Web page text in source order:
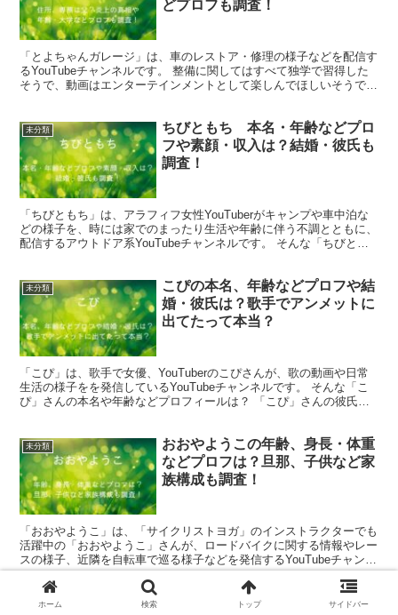
どプロフも調査！
「とよちゃんガレージ」は、車のレストア・修理の様子などを配信す
るYouTubeチャンネルです。 整備に関してはすべて独学で習得した
そうで、動画はエンターテインメントとして楽しんでほしいそうで
未分類
ちびともち 本名・年齢などプロ
フや素顔・収入は？結婚・彼氏も
調査！
「ちびともち」は、アラフィフ女性YouTuberがキャンプや車中泊な
どの様子を、時には家でのまったり生活や年齢に伴う不調とともに、
配信するアウトドア系YouTubeチャンネルです。 そんな「ちびとも
未分類
こぴの本名、年齢などプロフや結
婚・彼氏は？歌手でアンメットに
出てたって本当？
「こぴ」は、歌手で女優、YouTuberのこぴさんが、歌の動画や日常
生活の様子をを発信しているYouTubeチャンネルです。 そんな「こ
ぴ」さんの本名や年齢などプロフィールは？ 「こぴ」さんの彼氏や
未分類
おおやようこの年齢、身長・体重
などプロフは？旦那、子供など家
族構成も調査！
「おおやようこ」は、「サイクリストヨガ」のインストラクターでも
活躍中の「おおやようこ」さんが、ロードバイクに関する情報やレー
スの様子、近隣を自転車で巡る様子などを発信するYouTubeチャンネ
ルです。 そんな「おおやようこ」さんはどんな人な...
未分類
天然彼女エヴァちゃんは何者でど
ホーム 検索 トップ サイドバー